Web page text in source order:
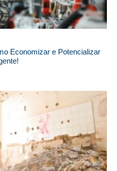
Economizar e Potencializar